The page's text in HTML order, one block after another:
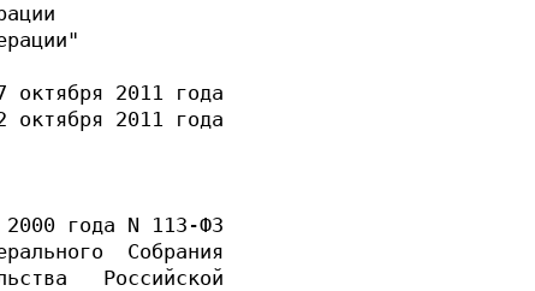
октября 2011 года
октября 2011 года
года N 113-ФЗ
Собрания
Российской